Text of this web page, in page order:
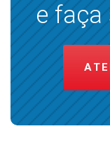
e faça